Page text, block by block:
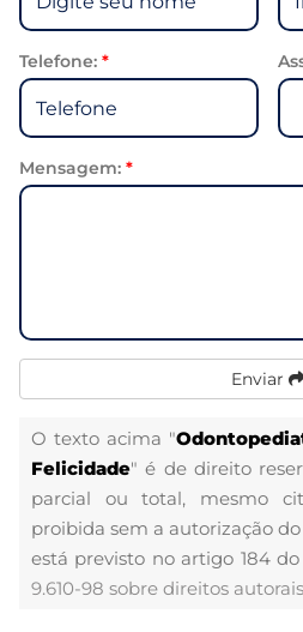
Telefone: *
Mensagem: *
Enviar
O texto acima "
Felicidade" é de direito
parcial ou total, mesmo
proibida sem a autorização
está previsto no artigo 184
9.610-98 sobre direitos autorais